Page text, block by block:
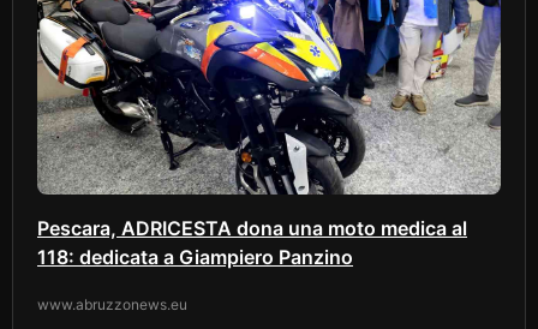
Pescara, ADRICESTA dona una moto medica al
118: dedicata a Giampiero Panzino
www.abruzzonews.eu